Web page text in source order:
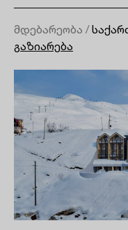
მდებარეობა /
გაზიარება